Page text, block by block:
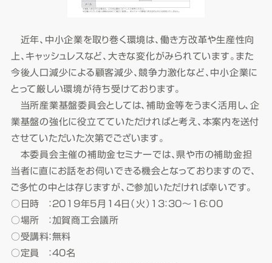
近年、中小企業を取り巻く環境は、働き方改革や生産性向
上、キャッシュレスなど、大きな変化がみられています。また
今後人口減少による顧客減少、競争力激化など、中小企業に
とって厳しい環境が待ち受けております。
当所産業基盤委員会としては、補助金等をうまく活用し、企
業基盤の強化に役立てていただければと考え、本案内を送付
させていただいた次第でございます。
本委員会主催の補助金セミナーでは、県や市の補助金担
当者に直にお話をお伺いできる機会となっておりますので、
ご多忙の中とは存じますが、ご参加いただければ幸いです。
○日時 ：2019年5月14日（火）13：30～16：00
○場所 ：加賀商工会議所
○受講料：無料
○定員 ：40名